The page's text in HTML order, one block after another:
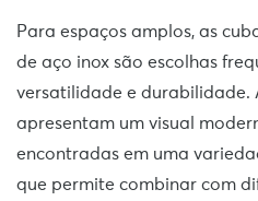
Para espaços amplos, as
de aço inox são escolhas
versatilidade e durabilidade.
apresentam um visual
encontradas em uma
que permite combinar com